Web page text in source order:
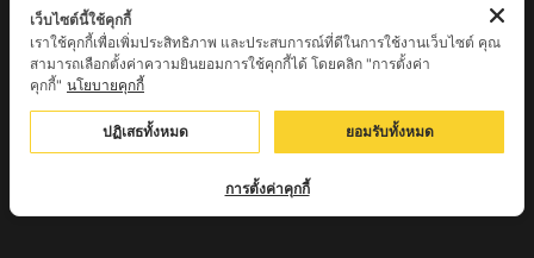
หลวงปู่มี อภิชาโต วัดโพธิ์เจดีย์ลอย จ.เพชรบูรณ์
หลวงปู่ครูบาคำฝั้น อินทวันโณ
หลวงปู่บุญ อาจาโร วัดนิลาวรรณฯ จ.เพชรบูรณ์
พระครูแก่ วัดดงแม่นางเมือง อ.บรรพตพิสัย จ.นครสวรรค์
ครูบาเมือง ฐิตสทฺโธ วัดปางมะกง จ.เชียงใหม่
เว็บไซต์นี้ใช้คุกกี้
เราใช้คุกกี้เพื่อเพิ่มประสิทธิภาพ และประสบการณ์ที่ดีในการใช้งานเว็บไซต์ คุณ
สามารถเลือกตั้งค่าความยินยอมการใช้คุกกี้ได้ โดยคลิก "การตั้งค่า
คุกกี้" นโยบายคุกกี้
ปฏิเสธทั้งหมด ยอมรับทั้งหมด
การตั้งค่าคุกกี้